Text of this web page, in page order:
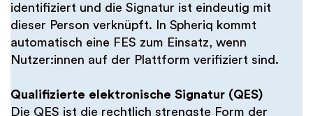
identifiziert und die Signatur ist eindeutig mit
dieser Person verknüpft. In Spheriq kommt
automatisch eine FES zum Einsatz, wenn
Nutzer:innen auf der Plattform verifiziert sind.
Qualifizierte elektronische Signatur (QES)
Die QES ist die rechtlich strengste Form der